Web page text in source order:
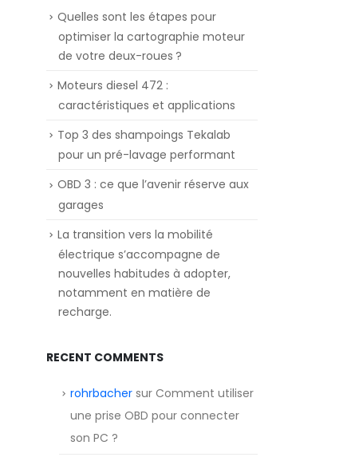
Quelles sont les étapes pour
optimiser la cartographie moteur
de votre deux-roues ?
Moteurs diesel 472 :
caractéristiques et applications
Top 3 des shampoings Tekalab
pour un pré-lavage performant
OBD 3 : ce que l’avenir réserve aux
garages
La transition vers la mobilité
électrique s’accompagne de
nouvelles habitudes à adopter,
notamment en matière de
recharge.
RECENT COMMENTS
rohrbacher sur Comment utiliser
une prise OBD pour connecter
son PC ?